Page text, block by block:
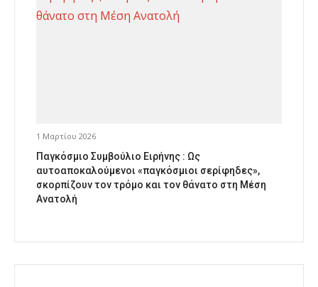
1 Μαρτίου 2026
Παγκόσμιο Συμβούλιο Ειρήνης : Ως
αυτοαποκαλούμενοι «παγκόσμιοι σερίφηδες»,
σκορπίζουν τον τρόμο και τον θάνατο στη Μέση
Ανατολή